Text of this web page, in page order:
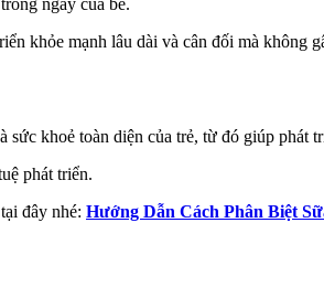
khỏe mạnh lâu dài và cân đối mà không
khoẻ toàn diện của trẻ, từ đó giúp phát
phát triển.
đây nhé: Hướng Dẫn Cách Phân Biệt